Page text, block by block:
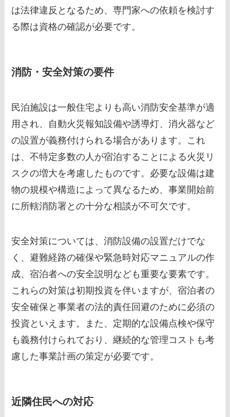
は法律違反となるため、専門家への依頼を検討す
る際は資格の確認が必要です。
消防・安全対策の要件
民泊施設は一般住宅よりも高い消防安全基準が適
用され、自動火災報知設備や誘導灯、消火器など
の設置が義務付けられる場合があります。これ
は、不特定多数の人が宿泊することによる火災リ
スクの増大を考慮したものです。必要な設備は建
物の規模や構造によって異なるため、事業開始前
に所轄消防署との十分な相談が不可欠です。
安全対策については、消防設備の設置だけでな
く、避難経路の確保や緊急時対応マニュアルの作
成、宿泊者への安全説明なども重要な要素です。
これらの対策は初期投資を伴いますが、宿泊者の
安全確保と事業者の法的責任回避のために必須の
投資といえます。また、定期的な設備点検や保守
も義務付けられており、継続的な管理コストも考
慮した事業計画の策定が必要です。
近隣住民への対応